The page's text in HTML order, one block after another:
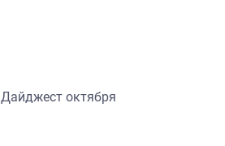
Дайджест октября